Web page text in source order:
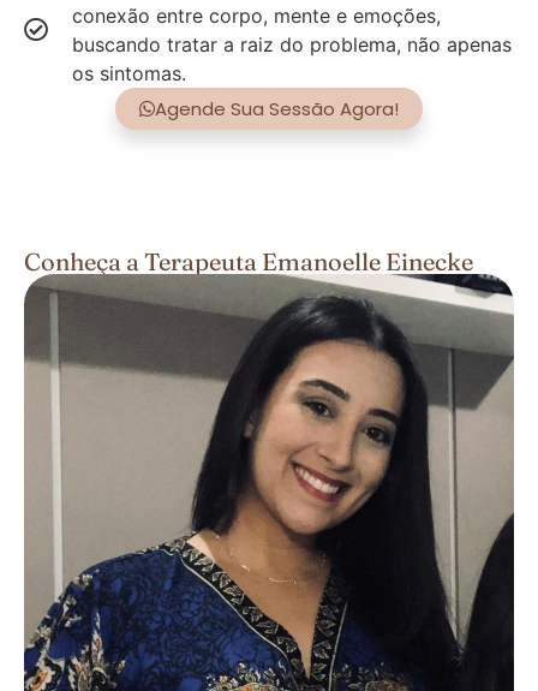
conexão entre corpo, mente e emoções,
buscando tratar a raiz do problema, não apenas
os sintomas.
Agende Sua Sessão Agora!
Conheça a Terapeuta Emanoelle Einecke